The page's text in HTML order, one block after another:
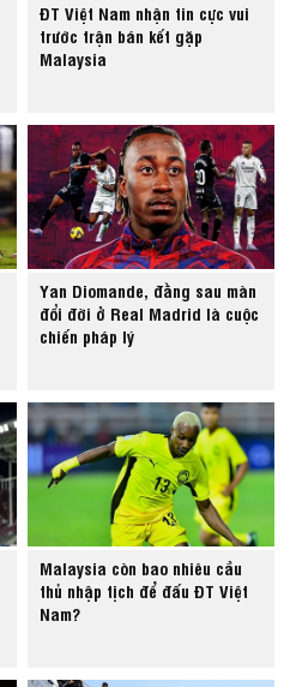
ĐT Việt Nam nhận tin cực vui
trước trận bán kết gặp
Malaysia
Yan Diomande, đằng sau màn
đổi đời ở Real Madrid là cuộc
chiến pháp lý
Malaysia còn bao nhiêu cầu
thủ nhập tịch để đấu ĐT Việt
Nam?